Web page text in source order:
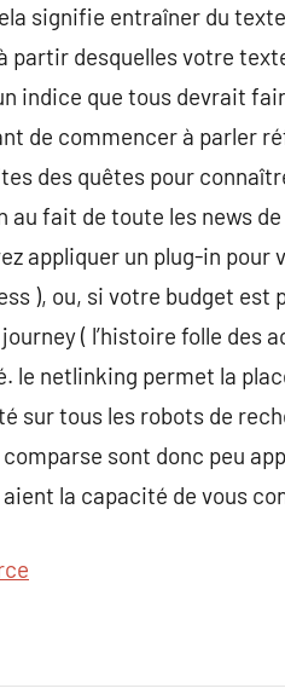
signifie entraîner du
partir desquelles votre
indice que tous devrait
de commencer à parler
des quêtes pour
fait de toute les news
appliquer un plug-in
), ou, si votre budget est
( l’histoire folle des
netlinking permet la
sur tous les robots de
sont donc peu
la capacité de vous